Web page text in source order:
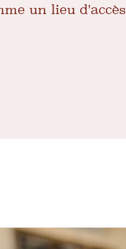
un lieu d'accès